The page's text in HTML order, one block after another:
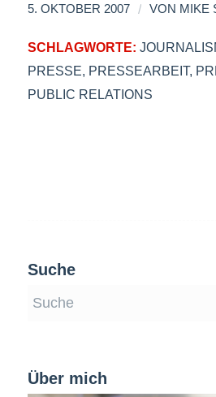
5. OKTOBER 2007 / VON MIKE
SCHLAGWORTE:
PRESSE, PRESSEARBEIT,
PUBLIC RELATIONS
Suche
Über mich